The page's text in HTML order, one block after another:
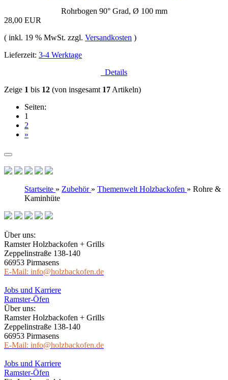
Rohrbogen 90° Grad, Ø 100 mm
28,00 EUR
( inkl. 19 % MwSt. zzgl. Versandkosten )
Lieferzeit: 3-4 Werktage
Details
Zeige 1 bis 12 (von insgesamt 17 Artikeln)
Seiten:
1
2
»
Startseite » Zubehör » Themenwelt Holzbackofen » Rohre &
Kaminhüte
Über uns:
Ramster Holzbackofen + Grills
Zeppelinstraße 138-140
66953 Pirmasens
E-Mail: info@holzbackofen.de
Jobs und Karriere
Ramster-Öfen
Über uns:
Ramster Holzbackofen + Grills
Zeppelinstraße 138-140
66953 Pirmasens
E-Mail: info@holzbackofen.de
Jobs und Karriere
Ramster-Öfen